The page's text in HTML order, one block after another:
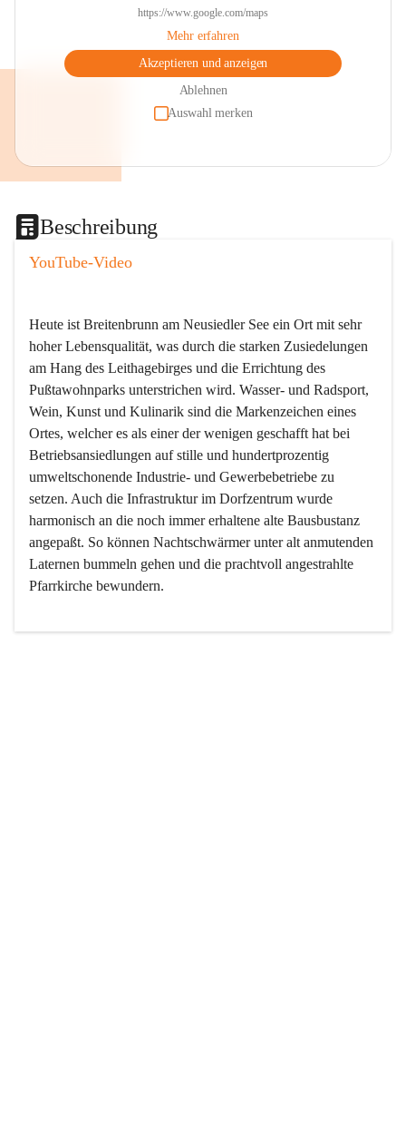
https://www.google.com/maps
Mehr erfahren
Akzeptieren und anzeigen
Ablehnen
Auswahl merken
Beschreibung
YouTube-Video
Heute ist Breitenbrunn am Neusiedler See ein Ort mit sehr
hoher Lebensqualität, was durch die starken Zusiedelungen
am Hang des Leithagebirges und die Errichtung des
Pußtawohnparks unterstrichen wird. Wasser- und Radsport,
Wein, Kunst und Kulinarik sind die Markenzeichen eines
Ortes, welcher es als einer der wenigen geschafft hat bei
Betriebsansiedlungen auf stille und hundertprozentig
umweltschonende Industrie- und Gewerbebetriebe zu
setzen. Auch die Infrastruktur im Dorfzentrum wurde
harmonisch an die noch immer erhaltene alte Bausbustanz
angepaßt. So können Nachtschwärmer unter alt anmutenden
Laternen bummeln gehen und die prachtvoll angestrahlte
Pfarrkirche bewundern.
Der Weinbau dominert heute nicht mehr, ist aber integrativer